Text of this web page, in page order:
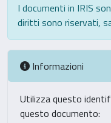
I documenti in IRIS
diritti sono riservati,
Informazioni
Utilizza questo
questo documento: